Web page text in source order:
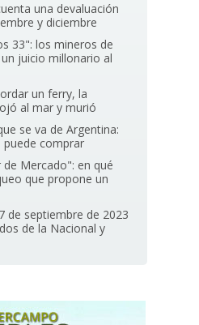
una devaluación
y diciembre
33": los mineros de
juicio millonario al
un ferry, la
al mar y murió
se va de Argentina:
puede comprar
Mercado": en qué
que propone un
de septiembre de 2023
de la Nacional y